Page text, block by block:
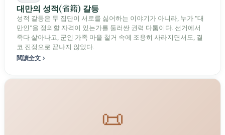
대만의 성적(省籍) 갈등
성적 갈등은 두 집단이 서로를 싫어하는 이야기가 아니라, 누가 "대
만인"을 정의할 자격이 있는가를 둘러싼 권력 다툼이다. 선거에서
죽다 살아나고, 군인 가족 마을 철거 속에 조용히 사라지면서도, 결
코 진정으로 끝나지 않았다.
閱讀全文
📜